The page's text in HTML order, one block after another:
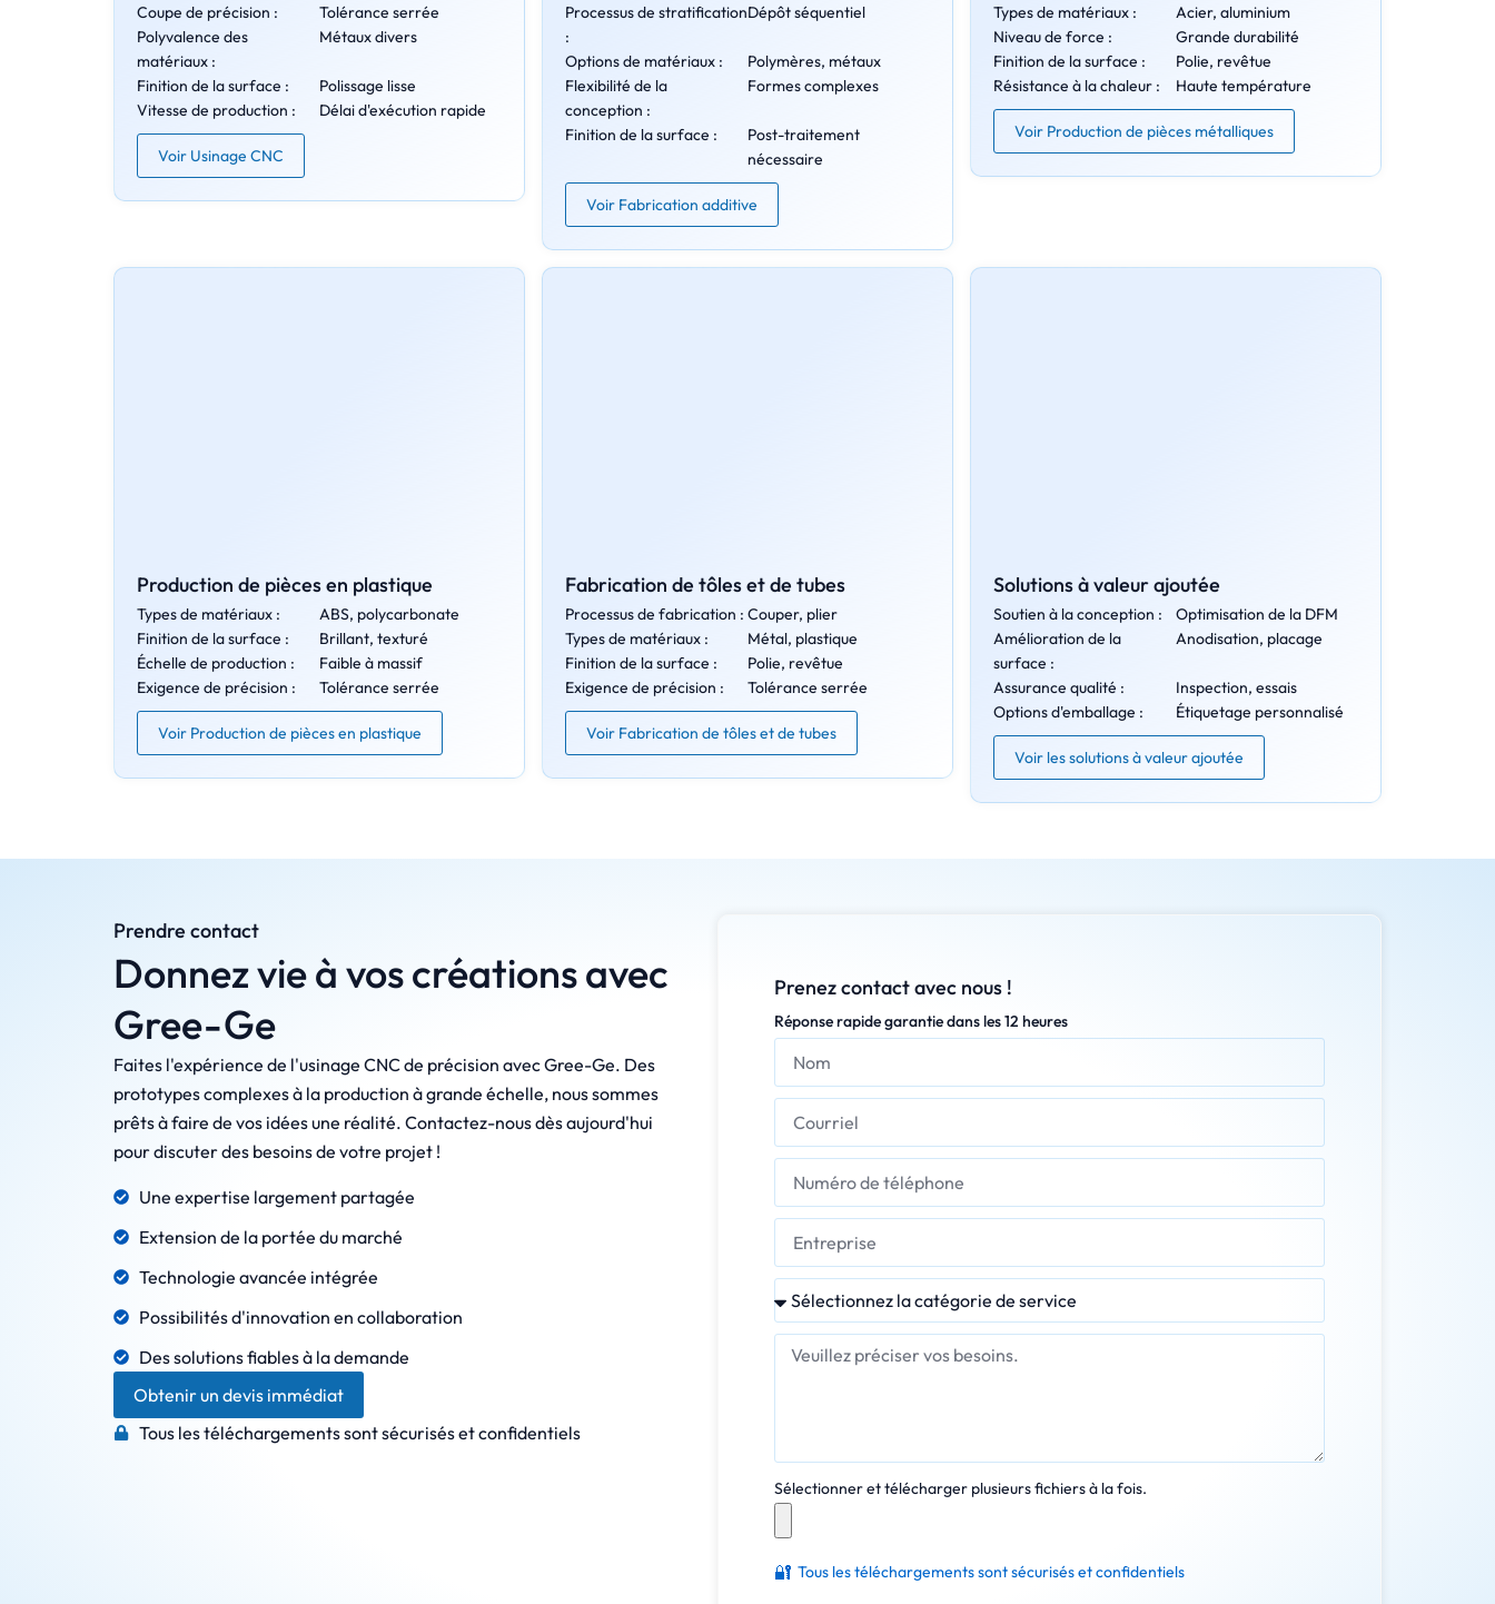
Coupe de précision :
Tolérance serrée
Polyvalence des
matériaux :
Métaux divers
Finition de la surface :
Polissage lisse
Vitesse de production :
Délai d'exécution rapide
Voir Usinage CNC
Processus de stratification
:
Dépôt séquentiel
Options de matériaux :
Polymères, métaux
Flexibilité de la
conception :
Formes complexes
Finition de la surface :
Post-traitement
nécessaire
Voir Fabrication additive
Types de matériaux :
Acier, aluminium
Niveau de force :
Grande durabilité
Finition de la surface :
Polie, revêtue
Résistance à la chaleur :
Haute température
Voir Production de pièces métalliques
Production de pièces en plastique
Types de matériaux :
ABS, polycarbonate
Finition de la surface :
Brillant, texturé
Échelle de production :
Faible à massif
Exigence de précision :
Tolérance serrée
Voir Production de pièces en plastique
Fabrication de tôles et de tubes
Processus de fabrication : Couper, plier
Types de matériaux :
Métal, plastique
Finition de la surface :
Polie, revêtue
Exigence de précision :
Tolérance serrée
Voir Fabrication de tôles et de tubes
Solutions à valeur ajoutée
Soutien à la conception :
Optimisation de la DFM
Amélioration de la
surface :
Anodisation, placage
Assurance qualité :
Inspection, essais
Options d'emballage :
Étiquetage personnalisé
Voir les solutions à valeur ajoutée
Prendre contact
Donnez vie à vos créations avec
Gree-Ge
Faites l'expérience de l'usinage CNC de précision avec Gree-Ge. Des
prototypes complexes à la production à grande échelle, nous sommes
prêts à faire de vos idées une réalité. Contactez-nous dès aujourd'hui
pour discuter des besoins de votre projet !
Une expertise largement partagée
Extension de la portée du marché
Technologie avancée intégrée
Possibilités d'innovation en collaboration
Des solutions fiables à la demande
Obtenir un devis immédiat
Tous les téléchargements sont sécurisés et confidentiels
Prenez contact avec nous !
Réponse rapide garantie dans les 12 heures
Sélectionner et télécharger plusieurs fichiers à la fois.
🔐 Tous les téléchargements sont sécurisés et confidentiels